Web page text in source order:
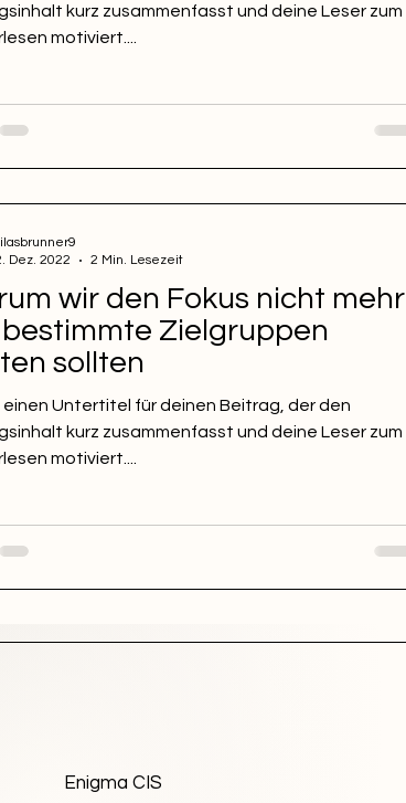
kurz zusammenfasst und deine Leser zum
motiviert....
wir den Fokus nicht mehr
Zielgruppen
sollten
einen Untertitel für deinen Beitrag, der den
kurz zusammenfasst und deine Leser zum
motiviert....
Dez. 2022
2 Min. Lesezeit
Enigma CIS